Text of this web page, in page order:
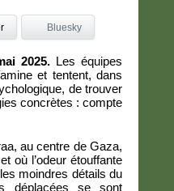
Bluesky
2025. Les équipes
et tentent, dans
de trouver
concrètes : compte
au centre de Gaza,
où l’odeur étouffante
moindres détails du
déplacées se sont